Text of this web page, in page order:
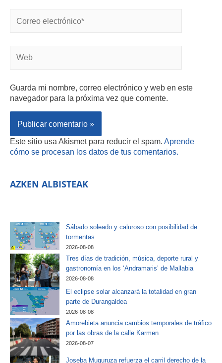
Guarda mi nombre, correo electrónico y web en este
navegador para la próxima vez que comente.
Este sitio usa Akismet para reducir el spam. Aprende
cómo se procesan los datos de tus comentarios.
AZKEN ALBISTEAK
Sábado soleado y caluroso con posibilidad de
tormentas
2026-08-08
Tres días de tradición, música, deporte rural y
gastronomía en los ‘Andramaris’ de Mallabia
2026-08-08
El eclipse solar alcanzará la totalidad en gran
parte de Durangaldea
2026-08-08
Amorebieta anuncia cambios temporales de tráfico
por las obras de la calle Karmen
2026-08-07
Joseba Muguruza refuerza el carril derecho de la